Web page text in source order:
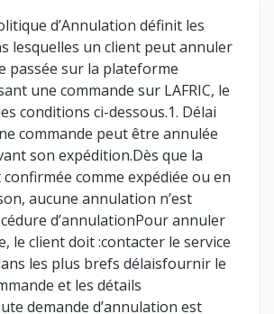
d’Annulation définit les
lesquelles un client peut annuler
passée sur la plateforme
une commande sur LAFRIC, le
conditions ci-dessous.1. Délai
commande peut être annulée
son expédition.Dès que la
comme expédiée ou en
aucune annulation n’est
d’annulationPour annuler
le client doit :contacter le service
les plus brefs délaisfournir le
et les détails
demande d’annulation est